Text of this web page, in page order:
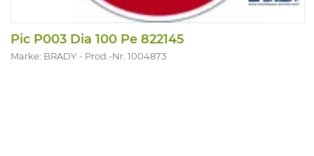
Pic P003 Dia 100 Pe 822145
Marke: BRADY Prod.-Nr. 1004873